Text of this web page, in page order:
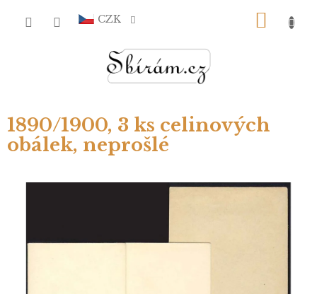
CZK
1890/1900, 3 ks celinových
obálek, neprošlé